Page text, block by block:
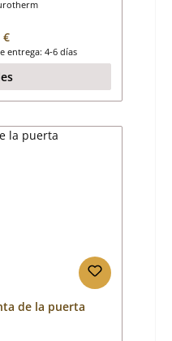
normal:
€
entrega: 4-6 días
de la puerta